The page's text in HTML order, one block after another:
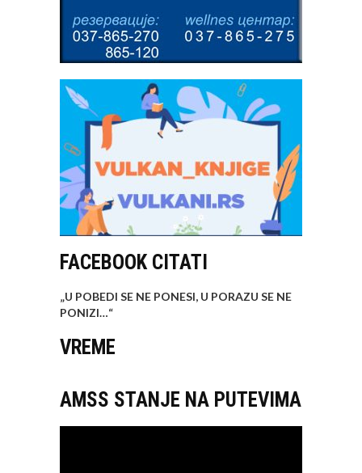
FACEBOOK CITATI
„U POBEDI SE NE PONESI, U PORAZU SE NE
PONIZI…“
VREME
AMSS STANJE NA PUTEVIMA